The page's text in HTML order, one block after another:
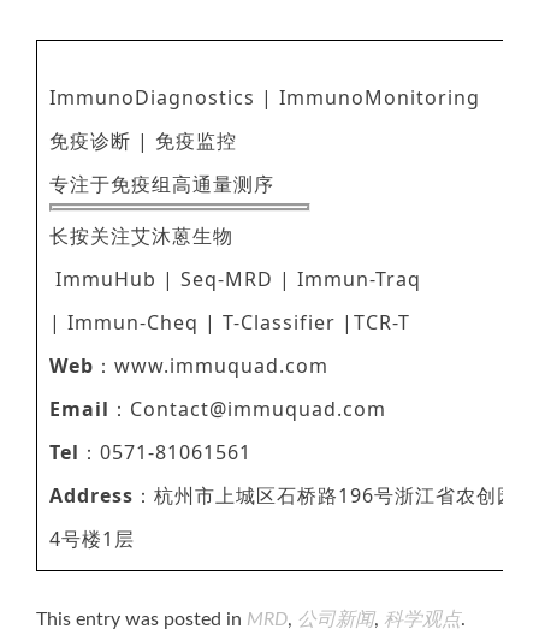
ImmunoDiagnostics | ImmunoMonitoring
免疫诊断 | 免疫监控
专注于免疫组高通量测序
长按关注艾沐蒽生物
ImmuHub | Seq-MRD | Immun-Traq
| Immun-Cheq | T-Classifier |TCR-T
Web ：www.immuquad.com
Email ：Contact@immuquad.com
Tel ：0571-81061561
Address ：杭州市上城区石桥路196号浙江省农创园
4号楼1层
This entry was posted in MRD, 公司新闻, 科学观点.